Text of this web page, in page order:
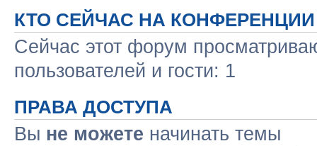
КТО СЕЙЧАС НА КОНФЕРЕНЦИИ
Сейчас этот форум
пользователей и гости: 1
ПРАВА ДОСТУПА
Вы не можете начинать темы